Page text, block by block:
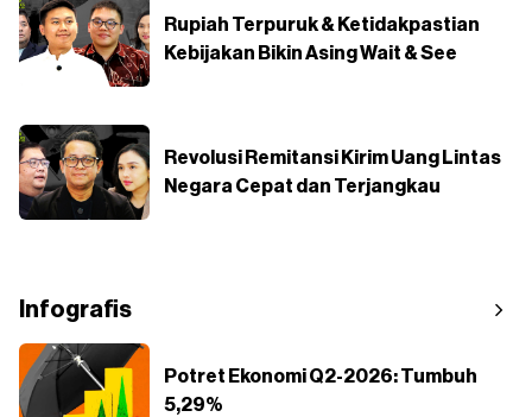
Rupiah Terpuruk & Ketidakpastian
Kebijakan Bikin Asing Wait & See
Revolusi Remitansi Kirim Uang Lintas
Negara Cepat dan Terjangkau
Infografis
Potret Ekonomi Q2-2026: Tumbuh
5,29%